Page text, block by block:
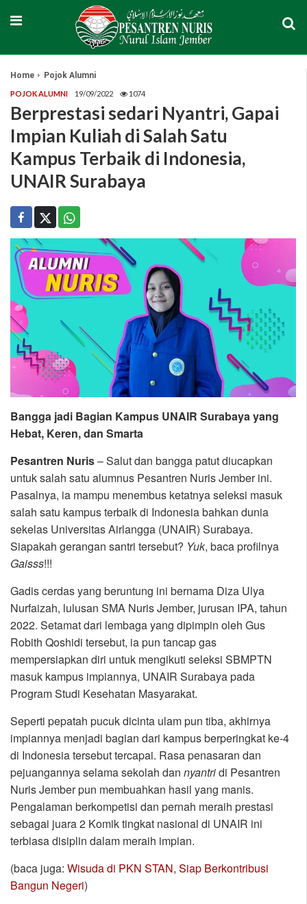
Home Pojok Alumni
POJOK ALUMNI 19/09/2022 1074
Berprestasi sedari Nyantri, Gapai
Impian Kuliah di Salah Satu
Kampus Terbaik di Indonesia,
UNAIR Surabaya
Bangga jadi Bagian Kampus UNAIR Surabaya yang
Hebat, Keren, dan Smarta
Pesantren Nuris– Salut dan bangga patut diucapkan
untuk salah satu alumnus Pesantren Nuris Jember ini.
Pasalnya, ia mampu menembus ketatnya seleksi masuk
salah satu kampus terbaik di Indonesia bahkan dunia
sekelas Universitas Airlangga (UNAIR) Surabaya.
Siapakah gerangan santri tersebut? Yuk, baca profilnya
Gaisss!!!
Gadis cerdas yang beruntung ini bernama Diza Ulya
Nurfaizah, lulusan SMA Nuris Jember, jurusan IPA, tahun
2022. Setamat dari lembaga yang dipimpin oleh Gus
Robith Qoshidi tersebut, ia pun tancap gas
mempersiapkan diri untuk mengikuti seleksi SBMPTN
masuk kampus impiannya, UNAIR Surabaya pada
Program Studi Kesehatan Masyarakat.
Seperti pepatah pucuk dicinta ulam pun tiba, akhirnya
impiannya menjadi bagian dari kampus berperingkat ke-4
di Indonesia tersebut tercapai. Rasa penasaran dan
pejuangannya selama sekolah dan nyantridi Pesantren
Nuris Jember pun membuahkan hasil yang manis.
Pengalaman berkompetisi dan pernah meraih prestasi
sebagai juara 2 Komik tingkat nasional di UNAIR ini
terbiasa disiplin dalam meraih impian.
(baca juga: Wisuda di PKN STAN, Siap Berkontribusi
Bangun Negeri)